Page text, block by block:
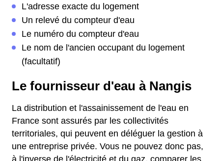
L'adresse exacte du logement
Un relevé du compteur d'eau
Le numéro du compteur d'eau
Le nom de l'ancien occupant du logement
(facultatif)
Le fournisseur d'eau à Nangis
La distribution et l'assainissement de l'eau en
France sont assurés par les collectivités
territoriales, qui peuvent en déléguer la gestion à
une entreprise privée. Vous ne pouvez donc pas,
à l'inverse de l'électricité et du gaz, comparer les